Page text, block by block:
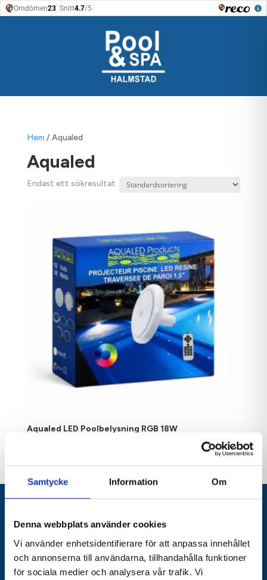
Samtycke Information Om
Denna webbplats använder cookies
Vi använder enhetsidentifierare för att anpassa innehållet
och annonserna till användarna, tillhandahålla funktioner
för sociala medier och analysera vår trafik. Vi
Hem / Aqualed
Aqualed
Endast ett sökresultat
Aqualed LED Poolbelysning RGB 18W
POOL & SPA HALMSTAD
Smedvägen 19
302 65 Halmstad